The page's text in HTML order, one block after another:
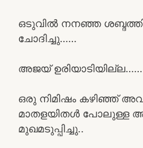
ഒടുവിൽ നനഞ്ഞ
ചോദിച്ചു……
അജയ്
ഒരു നിമിഷം കഴിഞ്ഞ്
മാതളയിതൾ പോലുള്ള
മുഖമടുപ്പിച്ചു..